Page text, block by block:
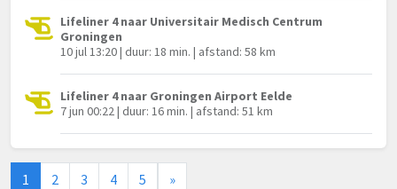
Lifeliner 4 naar Universitair Medisch Centrum
Groningen
10 jul 13:20 | duur: 18 min. | afstand: 58 km
Lifeliner 4 naar Groningen Airport Eelde
7 jun 00:22 | duur: 16 min. | afstand: 51 km
1 2 3 4 5 »